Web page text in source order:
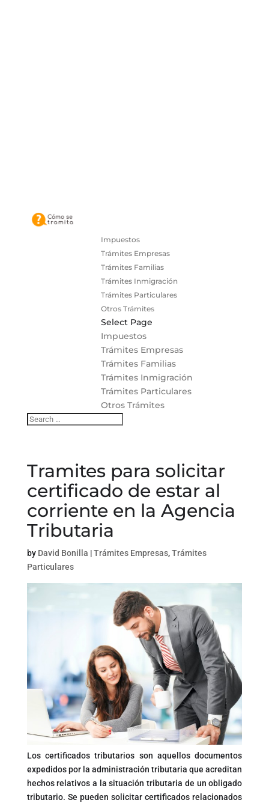
Impuestos
Trámites Empresas
Trámites Familias
Trámites Inmigración
Trámites Particulares
Otros Trámites
Select Page
Impuestos
Trámites Empresas
Trámites Familias
Trámites Inmigración
Trámites Particulares
Otros Trámites
Tramites para solicitar
certificado de estar al
corriente en la Agencia
Tributaria
by David Bonilla |Trámites Empresas,Trámites
Particulares
Los certificados tributarios son aquellos documentos
expedidos por la administración tributaria que acreditan
hechos relativos a la situación tributaria de un obligado
tributario. Se pueden solicitar certificados relacionados